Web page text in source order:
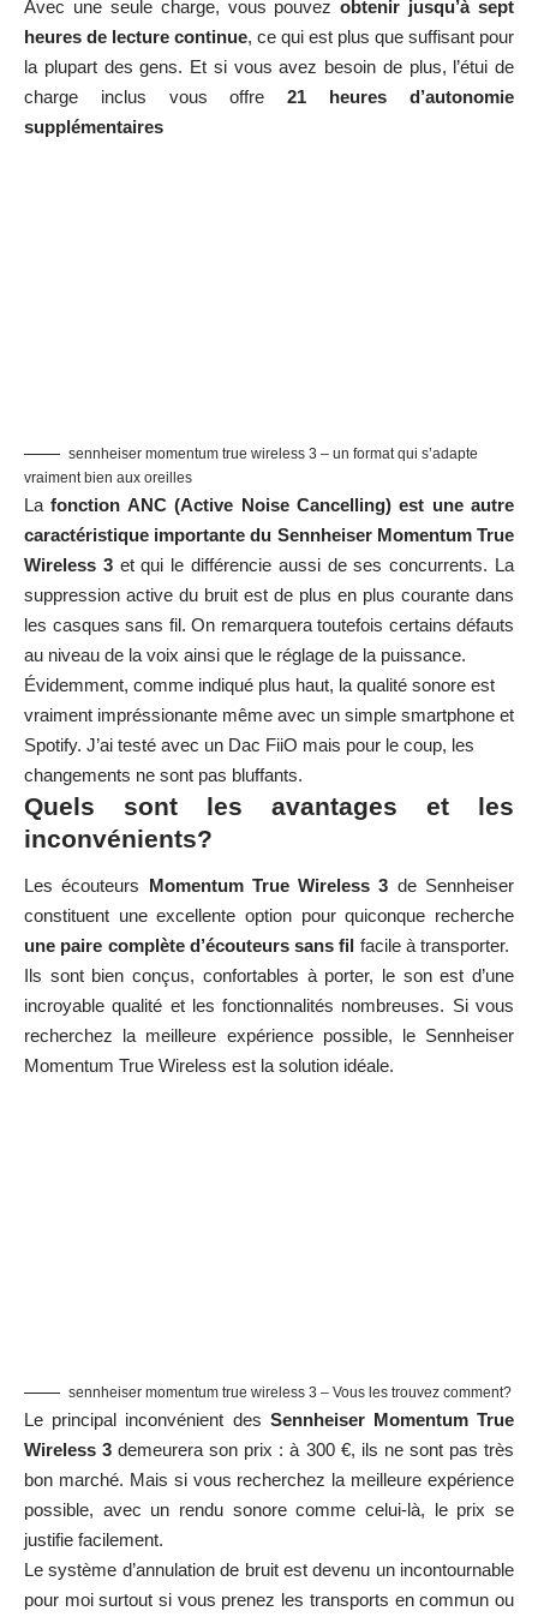
Avec une seule charge, vous pouvezobtenir jusqu’à sept
heures de lecture continue, ce qui est plus que suffisant pour
la plupart des gens. Et si vous avez besoin de plus, l’étui de
charge inclus vous offre21 heures d’autonomie
supplémentaires
sennheiser momentum true wireless 3 – un format qui s’adapte
vraiment bien aux oreilles
Lafonction ANC (Active Noise Cancelling) est une autre
caractéristique importante du Sennheiser Momentum True
Wireless 3et qui le différencie aussi de ses concurrents. La
suppression active du bruit est de plus en plus courante dans
les casques sans fil. On remarquera toutefois certains défauts
au niveau de la voix ainsi que le réglage de la puissance.
Évidemment, comme indiqué plus haut, la qualité sonore est
vraiment impréssionante même avec un simple smartphone et
Spotify. J’ai testé avec un Dac FiiO mais pour le coup, les
changements ne sont pas bluffants.
Quels sont les avantages et les
inconvénients?
Les écouteurs Momentum True Wireless 3 de Sennheiser
constituent une excellente option pour quiconque recherche
une paire complète d’écouteurs sans fil facile à transporter.
Ils sont bien conçus, confortables à porter, le son est d’une
incroyable qualité et les fonctionnalités nombreuses. Si vous
recherchez la meilleure expérience possible, le Sennheiser
Momentum True Wireless est la solution idéale.
sennheiser momentum true wireless 3 – Vous les trouvez comment?
Le principal inconvénient des Sennheiser Momentum True
Wireless 3 demeurera son prix : à 300 €, ils ne sont pas très
bon marché. Mais si vous recherchez la meilleure expérience
possible, avec un rendu sonore comme celui-là, le prix se
justifie facilement.
Le système d’annulation de bruit est devenu un incontournable
pour moi surtout si vous prenez les transports en commun ou